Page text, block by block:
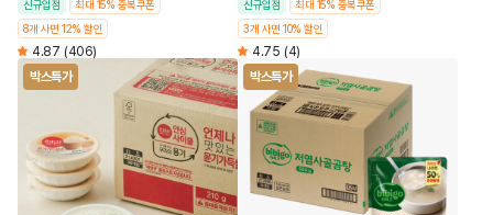
신규입점
최대 15% 중복쿠폰
8개 사면 12% 할인
4.87 (406)
신규입점
최대 15% 중복쿠폰
3개 사면 10% 할인
4.75 (4)
박스특가
박스특가